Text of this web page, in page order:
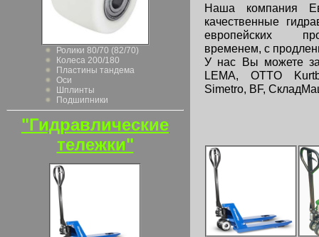
Ролики 80/70 (82/70)
Колеса 200/180
Пластины тандема
Оси
Шплинты
Подшипники
"Гидравлические
тележки"
Наша компания
качественные
европейских
временем, с
У нас Вы можете
LEMA, OTTO
Simetro, BF,